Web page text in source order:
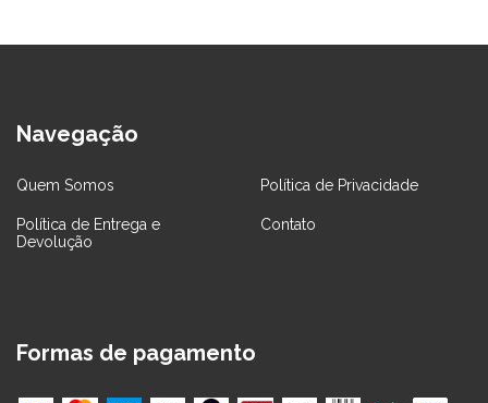
Navegação
Quem Somos Política de Privacidade
Política de Entrega e
Devolução
Contato
Formas de pagamento